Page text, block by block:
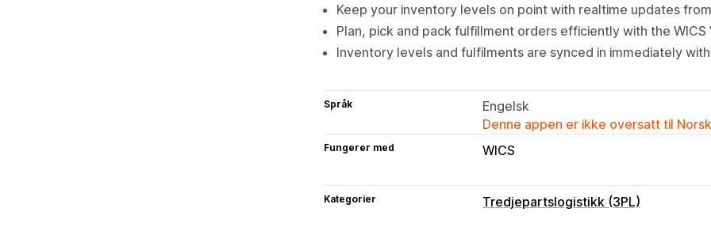
Keep your inventory levels on point with realtime updates from
Plan, pick and pack fulfillment orders efficiently with the WICS
Inventory levels and fulfilments are synced in immediately
Språk
Engelsk
Denne appen er ikke oversatt til
Fungerer med WICS
Kategorier Tredjepartslogistikk (3PL)